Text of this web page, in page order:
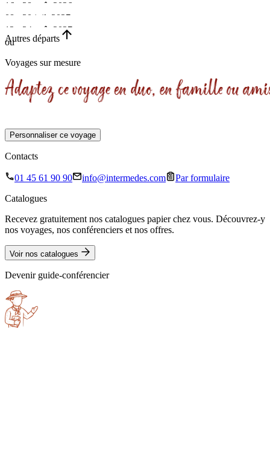
16 - 28 août 2026
•
13 jours
Sur demande
08 - 20 juil. 2027
•
13 jours
12 - 24 août 2027
13 jours
Autres départs
ou
Voyages sur mesure
Personnaliser ce voyage
Contacts
01 45 61 90 90 info@intermedes.com
Par formulaire
Catalogues
Recevez gratuitement nos catalogues papier chez vous. Découvrez-y
nos voyages, nos conférenciers et nos offres.
Voir nos catalogues
Devenir guide-conférencier